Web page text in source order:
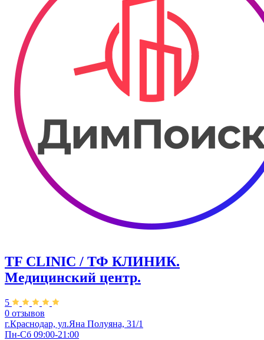
TF CLINIC / ТФ КЛИНИК.
Медицинский центр.
5
0 отзывов
г.Краснодар, ул.​Яна Полуяна, 31/1
Пн-Сб 09:00-21:00